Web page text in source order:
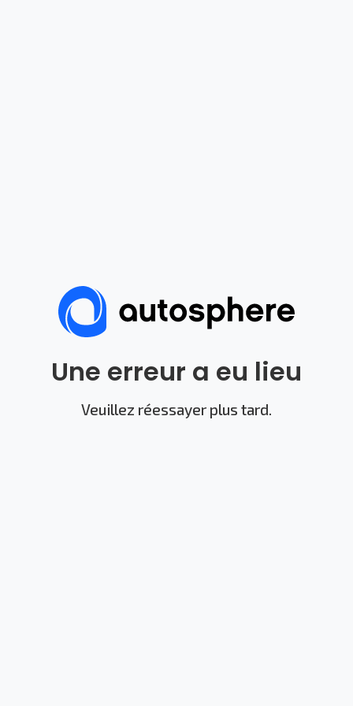
Une erreur a eu lieu
Veuillez réessayer plus tard.